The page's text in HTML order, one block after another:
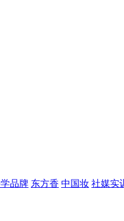
品牌 东方香 中国妆 社媒实